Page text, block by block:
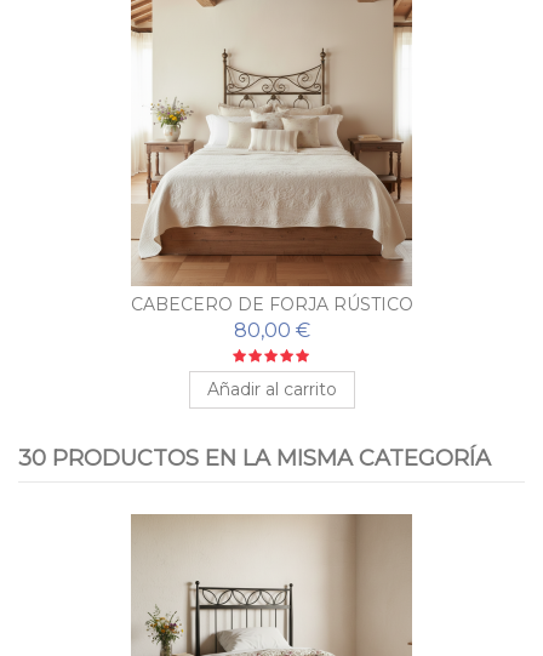
CABECERO DE FORJA RÚSTICO
80,00 €
Añadir al carrito
30 PRODUCTOS EN LA MISMA CATEGORÍA